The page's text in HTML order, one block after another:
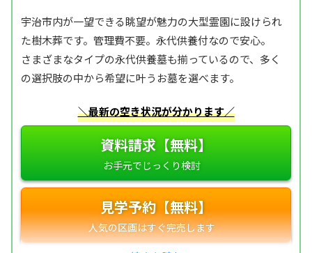
宇治市内が一望できる眺望が魅力の大型霊園に設けられ
た樹木葬です。管理費不要。永代供養付なので安心。
さまざまなタイプの永代供養墓も揃っているので、多く
の選択肢の中から希望に叶うお墓を選べます。
＼最新の空き状況が分かります／
資料請求【無料】
見学予約【無料】